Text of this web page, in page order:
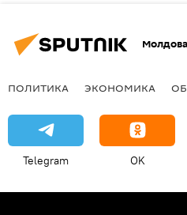
ПОЛИТИКА ЭКОНОМИКА
Telegram OK